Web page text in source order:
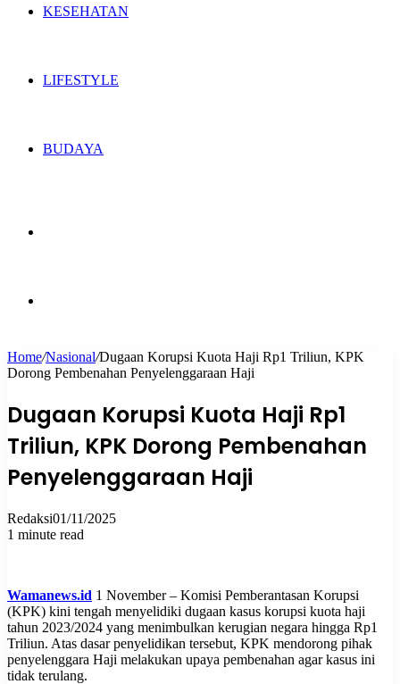
KESEHATAN
LIFESTYLE
BUDAYA
for
Home/Nasional/Dugaan Korupsi Kuota Haji Rp1 Triliun, KPK
Dorong Pembenahan Penyelenggaraan Haji
Dugaan Korupsi Kuota Haji Rp1
Triliun, KPK Dorong Pembenahan
Penyelenggaraan Haji
Redaksi01/11/2025
1 minute read
Wamanews.id 1 November – Komisi Pemberantasan Korupsi
(KPK) kini tengah menyelidiki dugaan kasus korupsi kuota haji
tahun 2023/2024 yang menimbulkan kerugian negara hingga Rp1
Triliun. Atas dasar penyelidikan tersebut, KPK mendorong pihak
penyelenggara Haji melakukan upaya pembenahan agar kasus ini
tidak terulang.